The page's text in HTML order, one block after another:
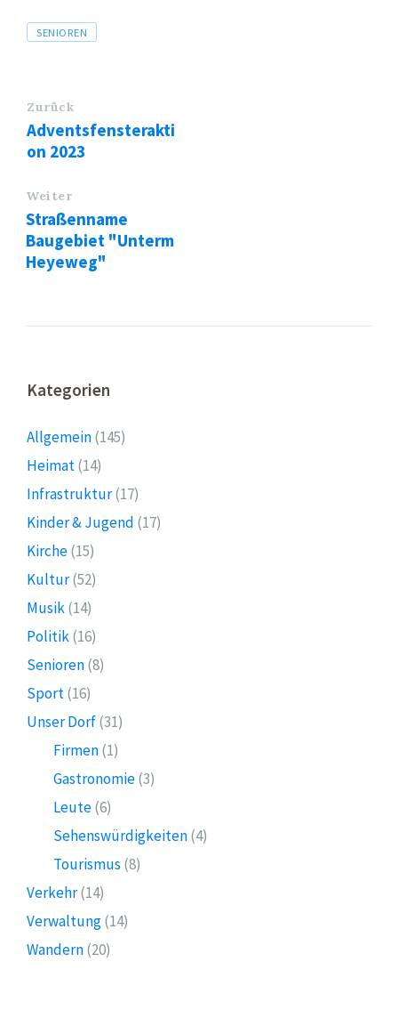
Tags
SENIOREN
Zurück
Adventsfensterakti
on 2023
Weiter
Straßenname
Baugebiet "Unterm
Heyeweg"
Kategorien
Allgemein(145)
Heimat(14)
Infrastruktur(17)
Kinder & Jugend (17)
Kirche(15)
Kultur(52)
Musik(14)
Politik(16)
Senioren(8)
Sport(16)
Unser Dorf(31)
Firmen(1)
Gastronomie(3)
Leute(6)
Sehenswürdigkeiten(4)
Tourismus (8)
Verkehr(14)
Verwaltung(14)
Wandern(20)